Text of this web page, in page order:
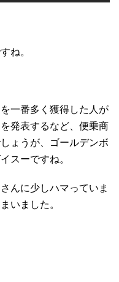
ね。
一番多く獲得した人が
を発表するなど、便乗商
ょうが、ゴールデンボ
スーですね。
んに少しハマっていま
いました。